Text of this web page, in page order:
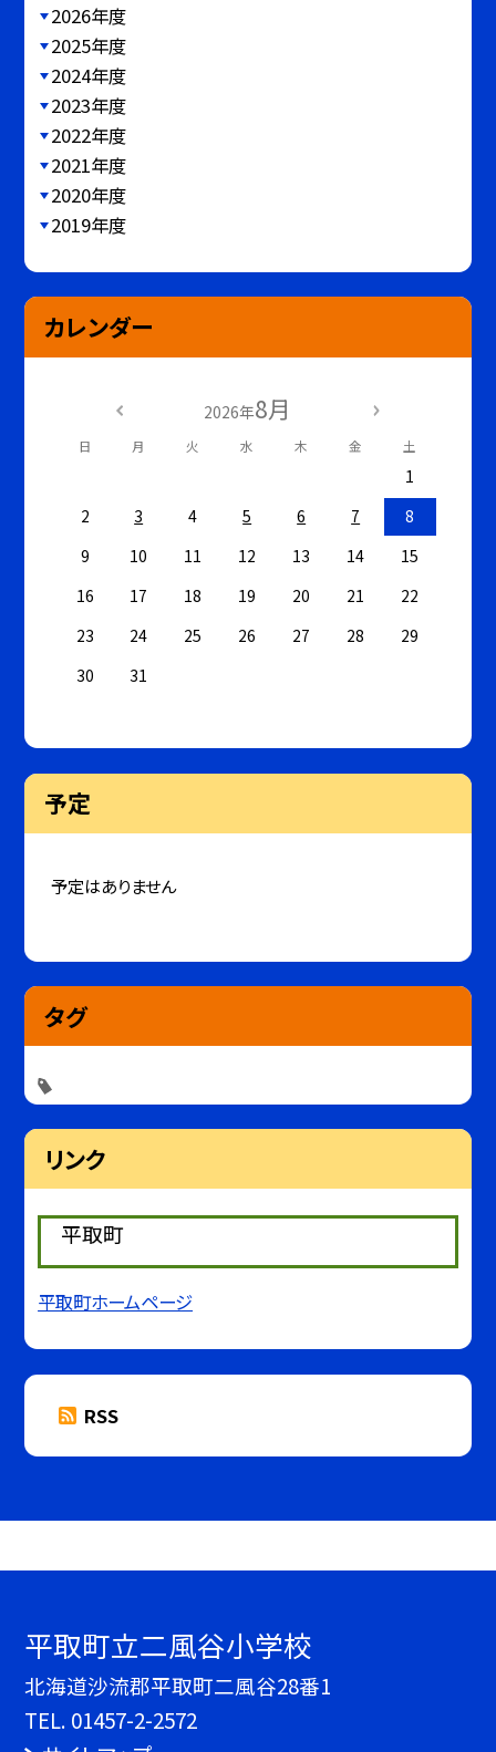
2026年度
2025年度
2024年度
2023年度
2022年度
2021年度
2020年度
2019年度
カレンダー
2026年8月
日 月 火 水 木 金 土
1
2
3 4 5 6 7
8
9
10 11 12 13 14
15
16
17 18 19 20 21
22
23
24 25 26 27 28
29
30
31
予定
予定はありません
タグ
リンク
平取町
平取町ホームページ
RSS
平取町立二風谷小学校
北海道沙流郡平取町二風谷28番1
TEL. 01457-2-2572